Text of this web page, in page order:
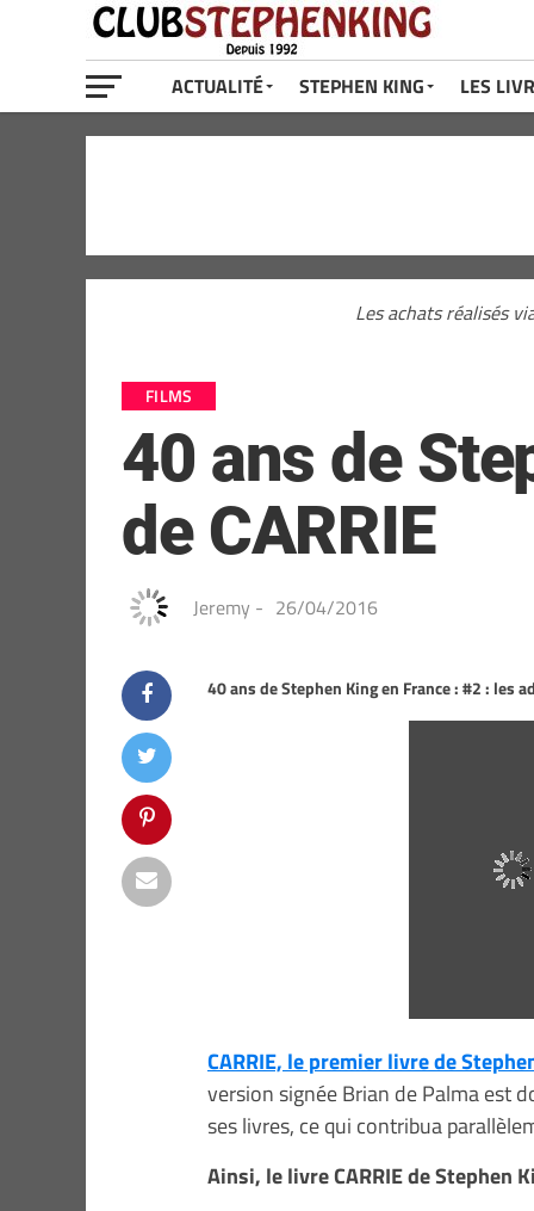
ACTUALITÉ STEPHEN KING LES
Les achats réalisés
FILMS
40 ans de
de CARRIE
Jeremy - 26/04/2016
40 ans de Stephen King en France : #2 : les
CARRIE, le premier livre de
version signée Brian de Palma est
ses livres, ce qui contribua
Ainsi, le livre CARRIE de Stephen